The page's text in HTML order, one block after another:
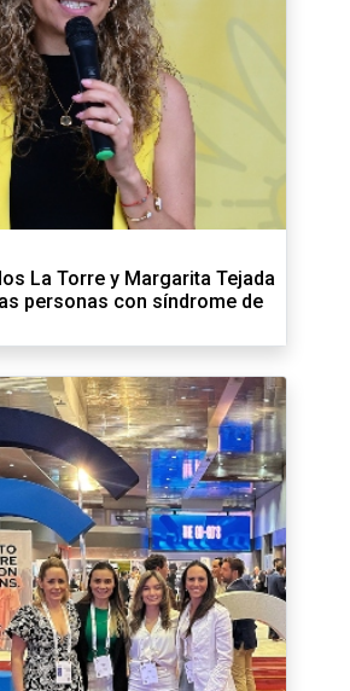
La Torre y Margarita Tejada
personas con síndrome de